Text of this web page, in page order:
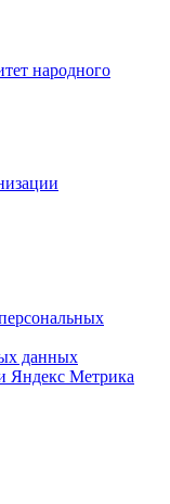
народного
данных
Яндекс Метрика